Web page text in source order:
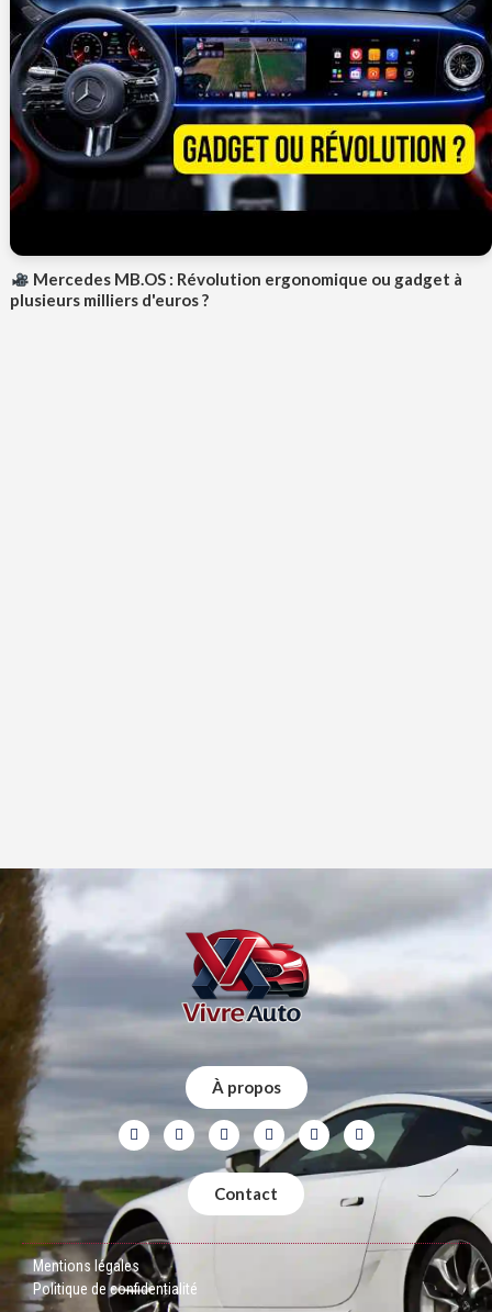
Mercedes MB.OS : Révolution ergonomique ou gadget à
plusieurs milliers d'euros ?
À propos
Contact
Mentions légales
Politique de confidentialité